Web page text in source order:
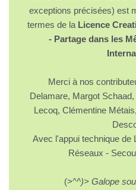
exceptions précisées) est
termes de la Licence
- Partage dans les
Merci à nos
Delamare, Margot
Lecoq, Clémentine
Avec l'appui technique de
Réseaux -
(>^^)> Galope